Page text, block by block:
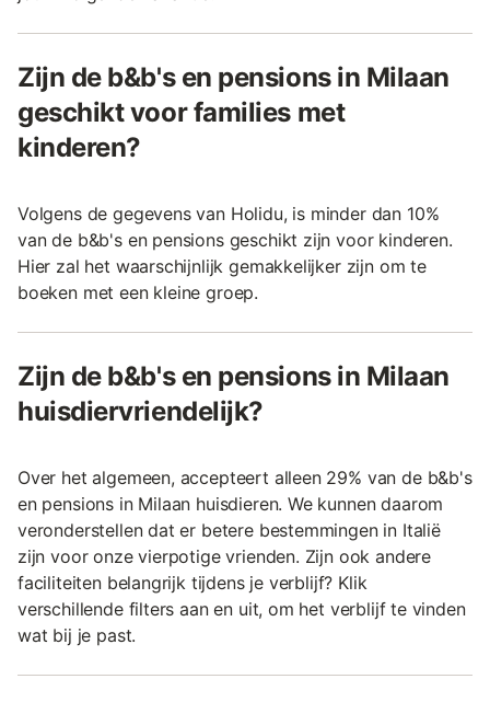
Zijn de b&b's en pensions in Milaan
geschikt voor families met
kinderen?
Volgens de gegevens van Holidu, is minder dan 10%
van de b&b's en pensions geschikt zijn voor kinderen.
Hier zal het waarschijnlijk gemakkelijker zijn om te
boeken met een kleine groep.
Zijn de b&b's en pensions in Milaan
huisdiervriendelijk?
Over het algemeen, accepteert alleen 29% van de b&b's
en pensions in Milaan huisdieren. We kunnen daarom
veronderstellen dat er betere bestemmingen in Italië
zijn voor onze vierpotige vrienden. Zijn ook andere
faciliteiten belangrijk tijdens je verblijf? Klik
verschillende filters aan en uit, om het verblijf te vinden
wat bij je past.